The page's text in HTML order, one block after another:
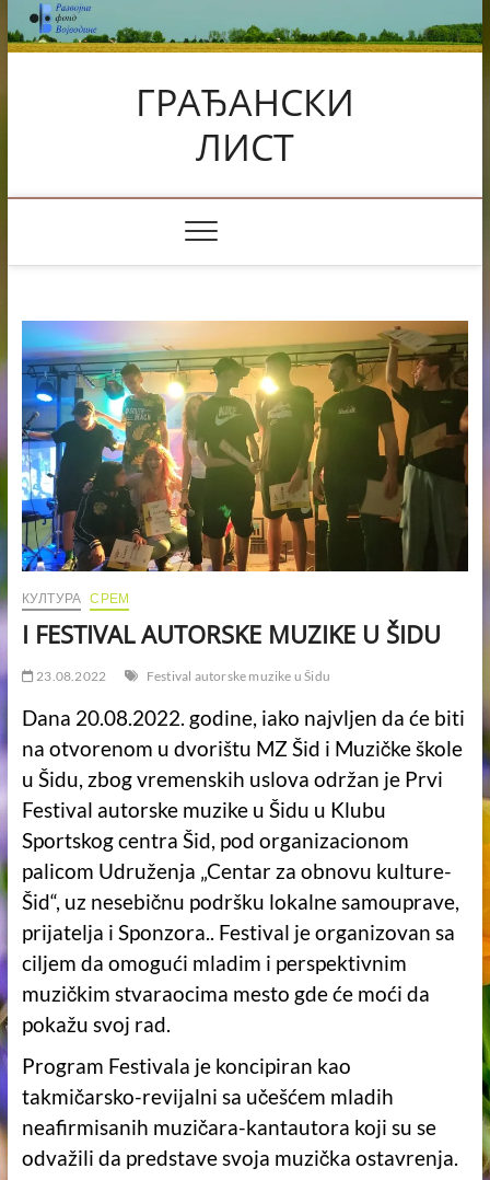
Skip
to
content
ГРАЂАНСКИ
ЛИСТ
КУЛТУРА СРЕМ
I FESTIVAL AUTORSKE MUZIKE U ŠIDU
23.08.2022 Festival autorske muzike u Šidu
Dana 20.08.2022. godine, iako najvljen da će biti
na otvorenom u dvorištu MZ Šid i Muzičke škole
u Šidu, zbog vremenskih uslova održan je Prvi
Festival autorske muzike u Šidu u Klubu
Sportskog centra Šid, pod organizacionom
palicom Udruženja „Centar za obnovu kulture-
Šid“, uz nesebičnu podršku lokalne samouprave,
prijatelja i Sponzora.. Festival je organizovan sa
ciljem da omogući mladim i perspektivnim
muzičkim stvaraocima mesto gde će moći da
pokažu svoj rad.
Program Festivala je koncipiran kao
takmičarsko-revijalni sa učešćem mladih
neafirmisanih muzičara-kantautora koji su se
odvažili da predstave svoja muzička ostavrenja.